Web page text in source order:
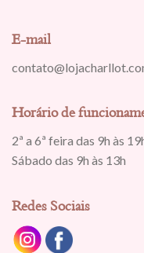
E-mail
Horário de
2ª a 6ª feira das 9h às
Sábado das 9h às 13h
Redes Sociais